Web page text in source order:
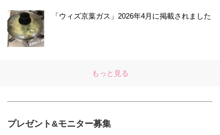
「ウィズ京葉ガス」2026年4月に掲載されました
もっと見る
プレゼント&モニター募集